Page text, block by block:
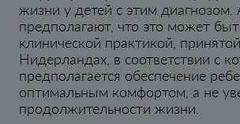
жизни у детей с этим диагнозом.
предполагают, что это может
клинической практикой,
Нидерландах, в соответствии с
предполагается обеспечение
оптимальным комфортом, а не
продолжительности жизни.